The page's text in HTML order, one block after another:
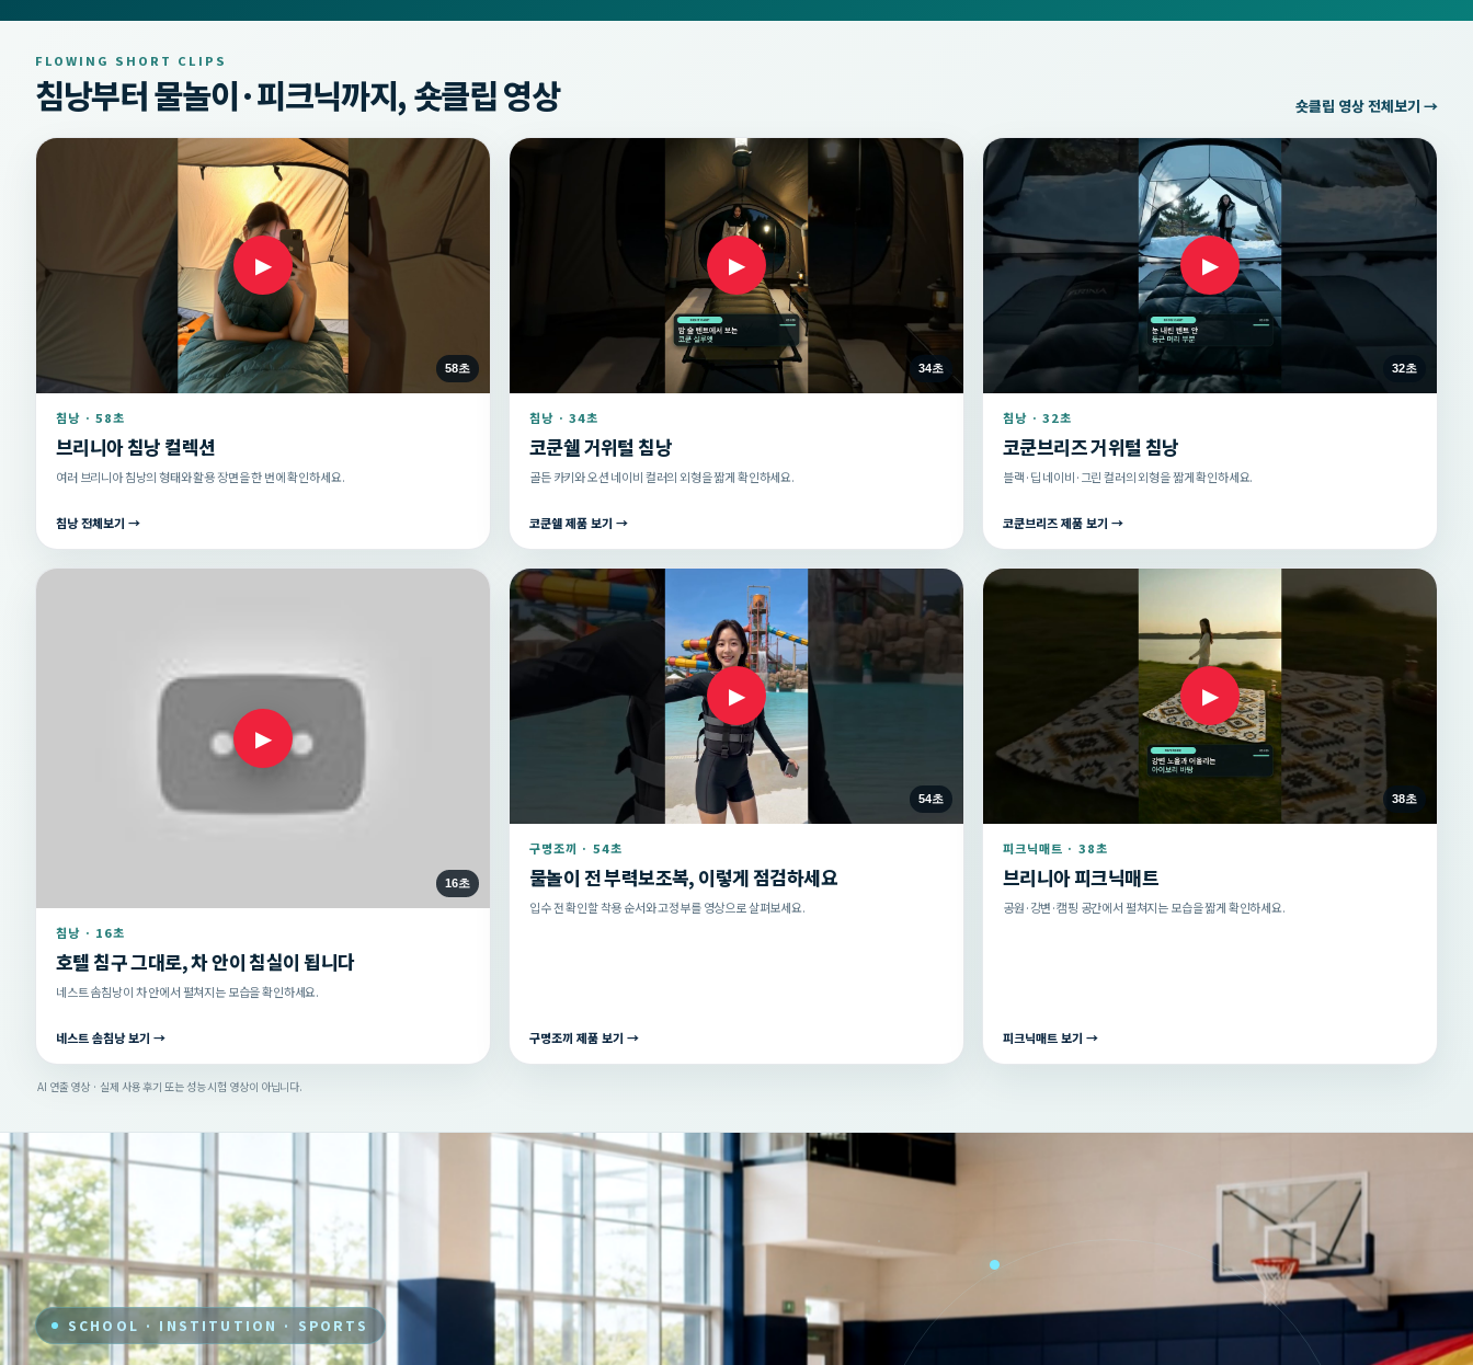
FLOWING SHORT CLIPS
침낭부터 물놀이·피크닉까지, 숏클립 영상 숏클립 영상 전체보기 →
▶
58초
침낭 · 58초
브리니아 침낭 컬렉션
여러 브리니아 침낭의 형태와 활용 장면을 한 번에 확인하세요.
침낭 전체보기 →
▶
34초
침낭 · 34초
코쿤쉘 거위털 침낭
골든 카키와 오션 네이비 컬러의 외형을 짧게 확인하세요.
코쿤쉘 제품 보기 →
▶
32초
침낭 · 32초
코쿤브리즈 거위털 침낭
블랙·딥 네이비·그린 컬러의 외형을 짧게 확인하세요.
코쿤브리즈 제품 보기 →
▶
16초
침낭 · 16초
호텔 침구 그대로, 차 안이 침실이 됩니다
네스트 솜침낭이 차 안에서 펼쳐지는 모습을 확인하세요.
네스트 솜침낭 보기 →
▶
54초
구명조끼 · 54초
물놀이 전 부력보조복, 이렇게 점검하세요
입수 전 확인할 착용 순서와 고정부를 영상으로 살펴보세요.
구명조끼 제품 보기 →
▶
38초
피크닉매트 · 38초
브리니아 피크닉매트
공원·강변·캠핑 공간에서 펼쳐지는 모습을 짧게 확인하세요.
피크닉매트 보기 →
AI 연출 영상 · 실제 사용 후기 또는 성능 시험 영상이 아닙니다.
SCHOOL · INSTITUTION · SPORTS